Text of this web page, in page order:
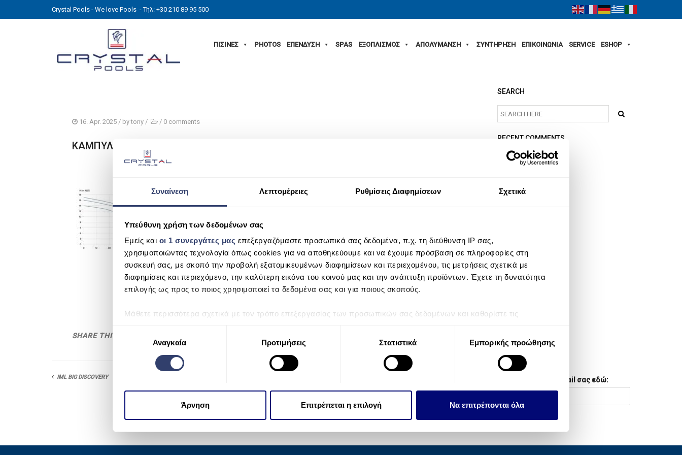
Συναίνεση Λεπτομέρειες Ρυθμίσεις Διαφημίσεων Σχετικά
Υπεύθυνη χρήση των δεδομένων σας
Εμείς και οι 1 συνεργάτες μας επεξεργαζόμαστε προσωπικά σας δεδομένα, π.χ. τη διεύθυνση IP σας,
χρησιμοποιώντας τεχνολογία όπως cookies για να αποθηκεύουμε και να έχουμε πρόσβαση σε πληροφορίες στη
συσκευή σας, με σκοπό την προβολή εξατομικευμένων διαφημίσεων και περιεχομένου, τις μετρήσεις σχετικά με
διαφημίσεις και περιεχόμενο, την καλύτερη εικόνα του κοινού μας και την ανάπτυξη προϊόντων. Έχετε τη δυνατότητα
επιλογής ως προς το ποιος χρησιμοποιεί τα δεδομένα σας και για ποιους σκοπούς.
Μάθετε περισσότερα σχετικά με τον τρόπο επεξεργασίας των προσωπικών σας δεδομένων και καθορίστε τις
πάσα στιγμή από τη Δήλωση Cookies.
Χρησιμοποιούμε cookie για την εξατομίκευση περιεχομένου και διαφημίσεων, την παροχή λειτουργιών κοινωνικών
από μέρους σας χρήση των υπηρεσιών τους.
Ε
υ
Αναγκαία Προτιμήσεις Στατιστικά Εμπορικής προώθησης
Άρνηση Επιτρέπεται η επιλογή Να επιτρέπονται όλα
Crystal Pools - We love Pools - Τηλ: +30 210 89 95 500
ΠΙΣΙΝΕΣ PHOTOS ΕΠΕΝΔΥΣΗ SPAS ΕΞΟΠΛΙΣΜΟΣ ΑΠΟΛΥΜΑΝΣΗ ΣΥΝΤΗΡΗΣΗ ΕΠΙΚΟΙΝΩΝΙΑ SERVICE ESHOP
16. Apr. 2025 / bytony / / 0 comments
ΚΑΜΠΥΛΗ BIG DISCOVERY
SHARE THIS
IML BIG DISCOVERY
SEARCH
RECENT COMMENTS
ARCHIVES
CATEGORIES
Log in
Comments feed
NEWSLETTER
Συμπληρώστε το email σας εδώ: